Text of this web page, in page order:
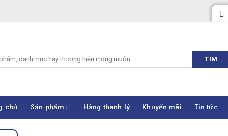
TÌM
chủ Sản phẩm Hàng thanh lý Khuyến mãi Tin tức